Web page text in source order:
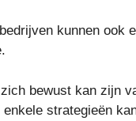
kunnen ook
bewust kan zijn
strategieën